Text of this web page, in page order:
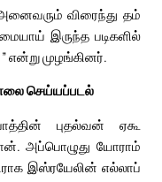
விரைந்து தம்
இருந்த படிகளில்
என்று முழங்கினர்.
செய்யப்படல்
புதல்வன் ஏகூ
அப்பொழுது யோராம்
இஸ்ரயேலின் எல்லாப்